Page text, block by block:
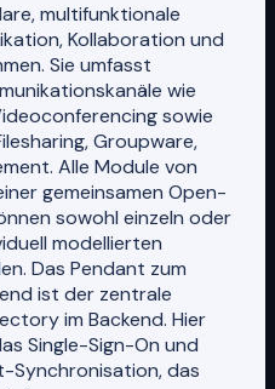
multifunktionale
Kollaboration und
Sie umfasst
wie
sowie
Groupware,
Alle Module von
gemeinsamen Open-
sowohl einzeln oder
modellierten
Das Pendant zum
ist der zentrale
im Backend. Hier
Single-Sign-On und
Synchronisation, das